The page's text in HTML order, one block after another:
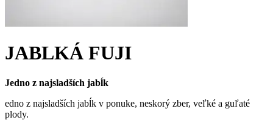
JABLKÁ FUJI
Jedno z najsladších jabĺk
edno z najsladších jabĺk v ponuke, neskorý zber, veľké a guľaté
plody.